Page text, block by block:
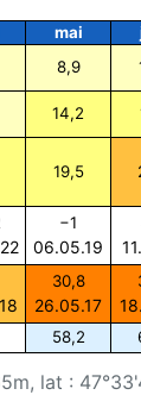
lat :
mai
8,9
14,2
19,5
−1
06.05.19
30,8
26.05.17
58,2